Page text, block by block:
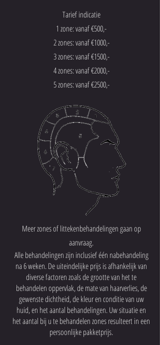
Tarief indicatie
1 zone: vanaf €500,-
2 zones: vanaf €1000,-
3 zones: vanaf €1500,-
4 zones: vanaf €2000,-
5 zones: vanaf €2500,-
Meer zones of littekenbehandelingen gaan op
aanvraag.
Alle behandelingen zijn inclusief één nabehandeling
na 6 weken. De uiteindelijke prijs is afhankelijk van
diverse factoren zoals de grootte van het te
behandelen oppervlak, de mate van haarverlies, de
gewenste dichtheid, de kleur en conditie van uw
huid, en het aantal behandelingen. Uw situatie en
het aantal bij u te behandelen zones resulteert in een
persoonlijke pakketprijs.